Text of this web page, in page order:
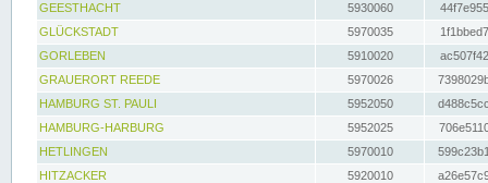
GEESTHACHT
5930060
GLÜCKSTADT
5970035
GORLEBEN
5910020
GRAUERORT REEDE
5970026
HAMBURG ST. PAULI
5952050
HAMBURG-HARBURG
5952025
HETLINGEN
5970010
HITZACKER
5920010